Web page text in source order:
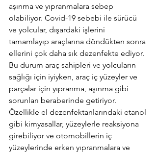
aşınma ve yıpranmalara sebep
olabiliyor. Covid-19 sebebi ile sürücü
ve yolcular, dışardaki işlerini
tamamlayıp araçlarına döndükten sonra
ellerini çok daha sık dezenfekte ediyor.
Bu durum araç sahipleri ve yolcuların
sağlığı için iyiyken, araç iç yüzeyler ve
parçalar için yıpranma, aşınma gibi
sorunları beraberinde getiriyor.
Özellikle el dezenfektanlarındaki etanol
gibi kimyasallar, yüzeylerle reaksiyona
girebiliyor ve otomobillerin iç
yüzeylerinde erken yıpranmalara ve